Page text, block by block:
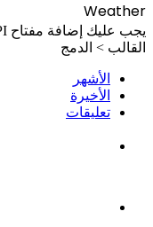
Weather
القالب > الدمج
الأشهر
الأخيرة
تعليقات